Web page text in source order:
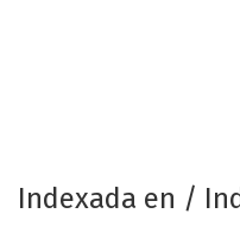
Indexada en /